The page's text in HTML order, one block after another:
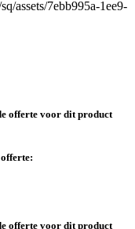
offerte voor dit product
offerte voor dit product